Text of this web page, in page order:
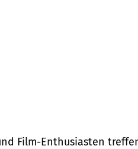
Film-Enthusiasten